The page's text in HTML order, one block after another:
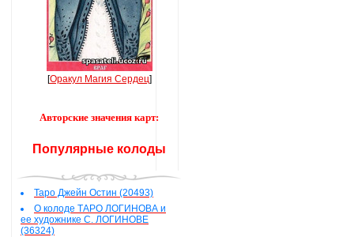
[Оракул Магия Сердец]
Авторские значения карт:
Популярные колоды
Таро Джейн Остин (20493)
О колоде ТАРО ЛОГИНОВА и
ее художнике С. ЛОГИНОВЕ
(36324)